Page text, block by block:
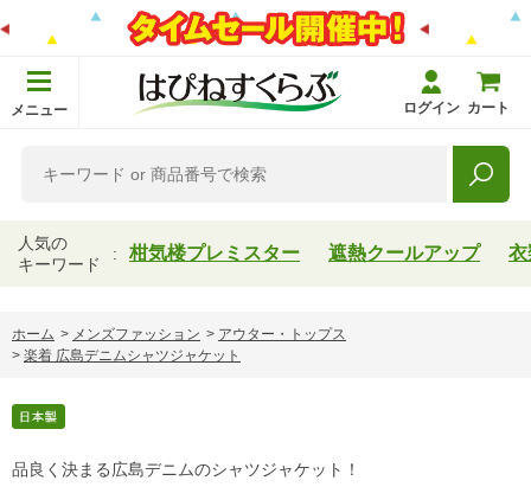
メニュー ログイン カート
人気の
キーワード
柑気楼プレミスター 遮熱クールアップ 衣
ホーム > メンズファッション > アウター・トップス
> 楽着 広島デニムシャツジャケット
品良く決まる広島デニムのシャツジャケット！